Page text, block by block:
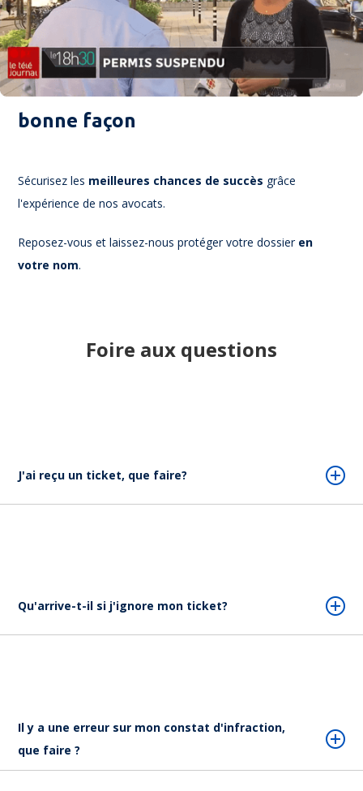
Contestez de la
bonne façon
Sécurisez les meilleures chances de succès grâce
l'expérience de nos avocats.
Reposez-vous et laissez-nous protéger votre dossier en
votre nom.
Foire aux questions
J'ai reçu un ticket, que faire?
Qu'arrive-t-il si j'ignore mon ticket?
Il y a une erreur sur mon constat d'infraction,
que faire ?